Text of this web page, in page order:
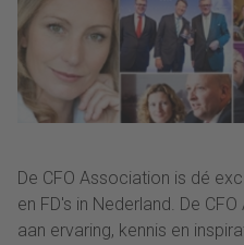
De CFO Association is dé
en FD's in Nederland. De
aan ervaring, kennis en